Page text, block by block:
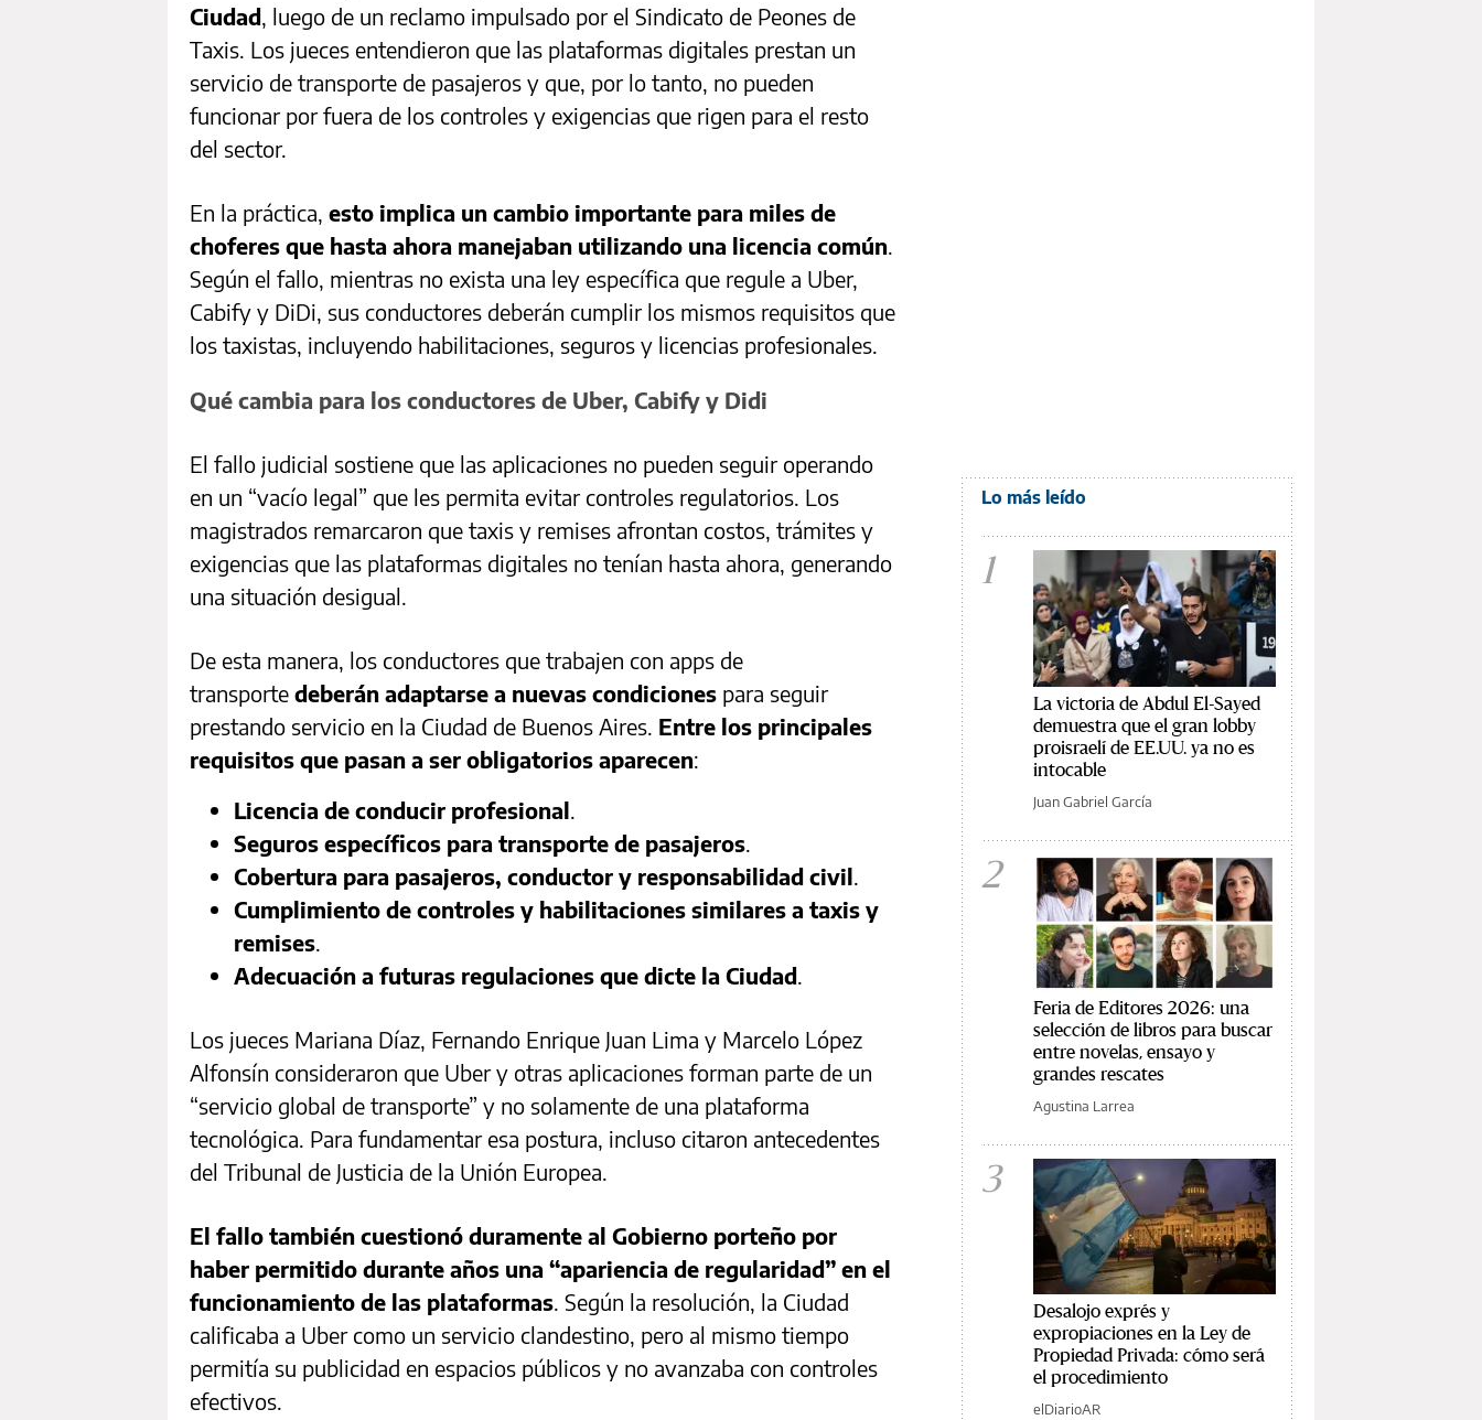
Ciudad, luego de un reclamo impulsado por el Sindicato de Peones de
Taxis. Los jueces entendieron que las plataformas digitales prestan un
servicio de transporte de pasajeros y que, por lo tanto, no pueden
funcionar por fuera de los controles y exigencias que rigen para el resto
del sector.
En la práctica, esto implica un cambio importante para miles de
choferes que hasta ahora manejaban utilizando una licencia común.
Según el fallo, mientras no exista una ley específica que regule a Uber,
Cabify y DiDi, sus conductores deberán cumplir los mismos requisitos que
los taxistas, incluyendo habilitaciones, seguros y licencias profesionales.
Qué cambia para los conductores de Uber, Cabify y Didi
El fallo judicial sostiene que las aplicaciones no pueden seguir operando
en un “vacío legal” que les permita evitar controles regulatorios. Los
magistrados remarcaron que taxis y remises afrontan costos, trámites y
exigencias que las plataformas digitales no tenían hasta ahora, generando
una situación desigual.
De esta manera, los conductores que trabajen con apps de
transporte deberán adaptarse a nuevas condiciones para seguir
prestando servicio en la Ciudad de Buenos Aires. Entre los principales
requisitos que pasan a ser obligatorios aparecen:
Licencia de conducir profesional.
Seguros específicos para transporte de pasajeros.
Cobertura para pasajeros, conductor y responsabilidad civil.
Cumplimiento de controles y habilitaciones similares a taxis y
remises.
Adecuación a futuras regulaciones que dicte la Ciudad.
Los jueces Mariana Díaz, Fernando Enrique Juan Lima y Marcelo López
Alfonsín consideraron que Uber y otras aplicaciones forman parte de un
“servicio global de transporte” y no solamente de una plataforma
tecnológica. Para fundamentar esa postura, incluso citaron antecedentes
del Tribunal de Justicia de la Unión Europea.
El fallo también cuestionó duramente al Gobierno porteño por
haber permitido durante años una “apariencia de regularidad” en el
funcionamiento de las plataformas. Según la resolución, la Ciudad
calificaba a Uber como un servicio clandestino, pero al mismo tiempo
permitía su publicidad en espacios públicos y no avanzaba con controles
efectivos.
Lo más leído
1
La victoria de Abdul El-Sayed
demuestra que el gran lobby
proisraelí de EE.UU. ya no es
intocable
Juan Gabriel García
2
Feria de Editores 2026: una
selección de libros para buscar
entre novelas, ensayo y
grandes rescates
Agustina Larrea
3
Desalojo exprés y
expropiaciones en la Ley de
Propiedad Privada: cómo será
el procedimiento
elDiarioAR